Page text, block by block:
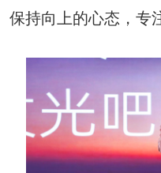
保持向上的心态，专